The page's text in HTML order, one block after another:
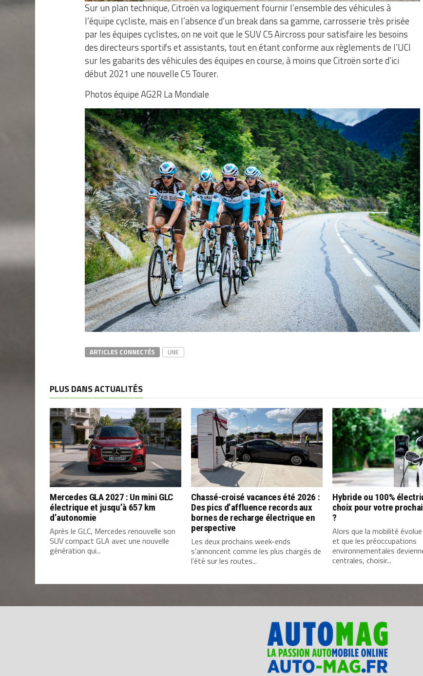
Sur un plan technique, Citroën va logiquement fournir l’ensemble des véhicules à
l’équipe cycliste, mais en l’absence d’un break dans sa gamme, carrosserie très prisée
par les équipes cyclistes, on ne voit que le SUV C5 Aircross pour satisfaire les besoins
des directeurs sportifs et assistants, tout en étant conforme aux règlements de l’UCI
sur les gabarits des véhicules des équipes en course, à moins que Citroën sorte d’ici
début 2021 une nouvelle C5 Tourer.
Photos équipe AG2R La Mondiale
ARTICLES CONNECTÉS UNE
PLUS DANS ACTUALITÉS
Mercedes GLA 2027 : Un mini GLC
électrique et jusqu’à 657 km
d’autonomie
Après le GLC, Mercedes renouvelle son
SUV compact GLA avec une nouvelle
génération qui...
Chassé-croisé vacances été 2026 :
Des pics d’affluence records aux
bornes de recharge électrique en
perspective
Les deux prochains week-ends
s’annoncent comme les plus chargés de
l’été sur les routes...
Hybride ou 100%
choix pour votre
?
Alors que la mobilité
et que les préoccupations
environnementales
centrales, choisir...